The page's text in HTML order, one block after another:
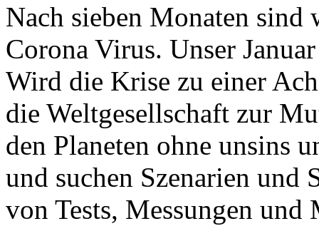
Nach sieben Monaten
Corona Virus. Unser
Wird die Krise zu einer
die Weltgesellschaft zur
den Planeten ohne unsins
und suchen Szenarien und
von Tests, Messungen und